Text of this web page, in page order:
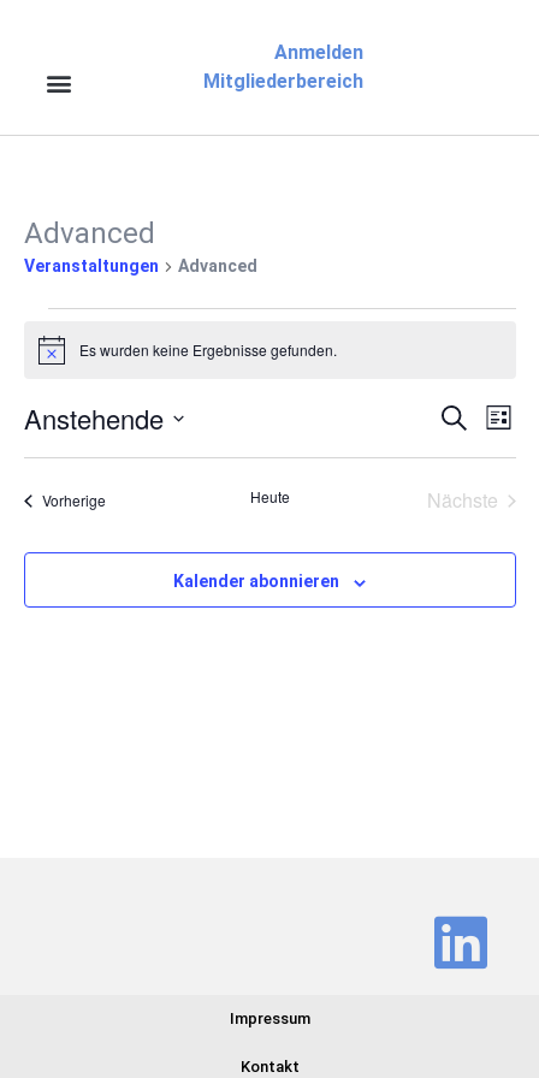
Anmelden
Mitgliederbereich
Advanced
Veranstaltungen Advanced
HinweisEs wurden keine Ergebnisse gefunden.
Suche
und
Suche
Liste
Anstehende
wählen.
VorherigeVeranstaltungen Heute Nächste
Kalender abonnieren
Impressum
Kontakt